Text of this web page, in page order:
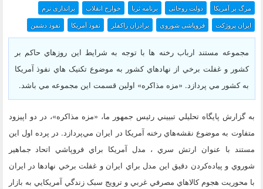
مرگ بر آمريكا دولت روحانی برنامه ثریا خوارج انقلاب
براندازی نرم
نفوذ دشمن
نفوذ آمریکا برادران راکفلر فروپاشی شوروی ایران پروژکت
مجموعه مستند ارباب رخنه ها با توجه به شرايط اين روزهاي حاکم بر
کشور و غفلت برخي از نهادهاي کشور به موضوع تکنيک هاي نفوذ آمريکا
به کشور مي پردازد. «مزه مذاکره» اولين قسمت اين مجموعه مي باشد.
به گزارش پايگاه تحليلي تبييني رئيس جمهور ما، «مزه مذاکره»، در دو اپيزود
متفاوت به موضوع نقشه‌هاي رخنه آمريکا در ايران مي‌پردازد. در پرده اول اين
مستند با عنوان ارتش سري ، مدل آمريکا براي فروپاشي اتحاد جماهير
شوروي و پياده‌کردن دقيق اين مدل براي ايران و غفلت برخي نهادها در ايران
با محوريت هجوم کالاهاي مصرفي غربي و ترويج سبک زندگي آمريکايي به بازار